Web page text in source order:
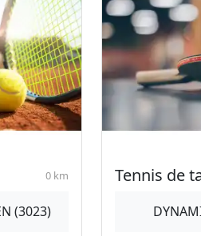
0 km
(3023)
Tennis de